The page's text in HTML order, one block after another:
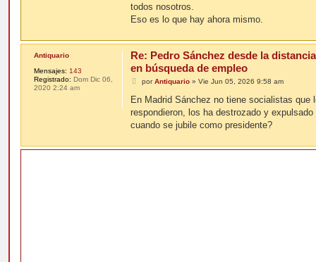
todos nosotros.
Eso es lo que hay ahora mismo.
Antiquario
Mensajes: 143
Registrado: Dom Dic 06,
2020 2:24 am
Re: Pedro Sánchez desde la distancia
en búsqueda de empleo
M
n
a
j
porAntiquario» Vie Jun 05, 2026 9:58 am
En Madrid Sánchez no tiene socialistas que
respondieron, los ha destrozado y
cuando se jubile como presidente?